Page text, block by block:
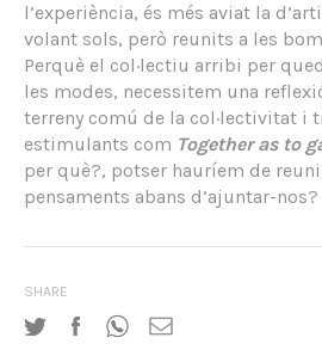
l’experiència, és més aviat la
volant sols, però reunits a les
Perquè el col·lectiu arribi per
les modes, necessitem una
terreny comú de la col·lectivitat i
estimulants com Together as to
per què?, potser hauríem de
pensaments abans d’ajuntar-nos?
SHARE